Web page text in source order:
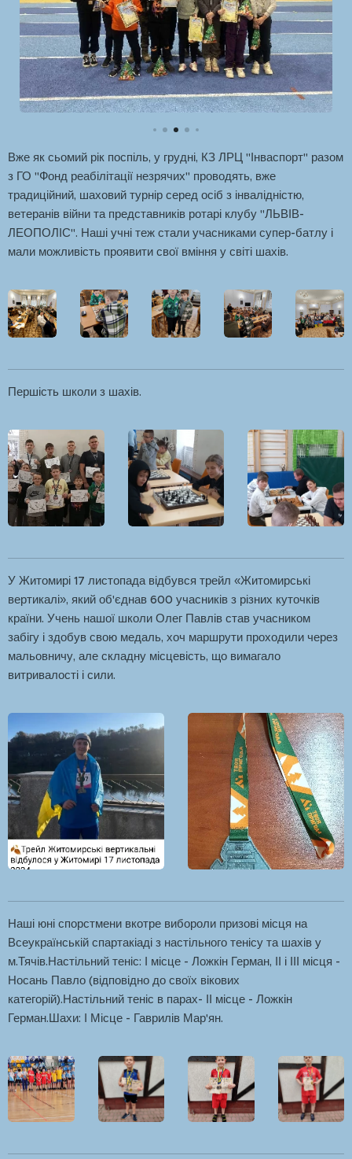
Вже як сьомий рік поспіль, у грудні, КЗ ЛРЦ "Інваспорт" разом
з ГО "Фонд реабілітації незрячих" проводять, вже
традиційний, шаховий турнір серед осіб з інвалідністю,
ветеранів війни та представників ротарі клубу "ЛЬВІВ-
ЛЕОПОЛІС". Наші учні теж стали учасниками супер-батлу і
мали можливість проявити свої вміння у світі шахів.
Першість школи з шахів.
У Житомирі 17 листопада відбувся трейл «Житомирські
вертикалі», який об'єднав 600 учасників з різних куточків
країни. Учень нашої школи Олег Павлів став учасником
забігу і здобув свою медаль, хоч маршрути проходили через
мальовничу, але складну місцевість, що вимагало
витривалості і сили.
Наші юні спорстмени вкотре вибороли призові місця на
Всеукраїнській спартакіаді з настільного тенісу та шахів у
м.Тячів.Настільний теніс: І місце - Ложкін Герман, ІІ і ІІІ місця -
Носань Павло (відповідно до своїх вікових
категорій).Настільний теніс в парах- ІІ місце - Ложкін
Герман.Шахи: І Місце - Гаврилів Мар'ян.